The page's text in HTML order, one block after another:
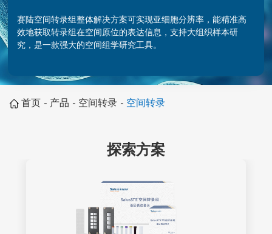
赛陆空间转录组整体解决方案可实现亚细胞分辨率，能精准高
效地获取转录组在空间原位的表达信息，支持大组织样本研
究，是一款强大的空间组学研究工具。
首页 - 产品 - 空间转录 - 空间转录
探索方案